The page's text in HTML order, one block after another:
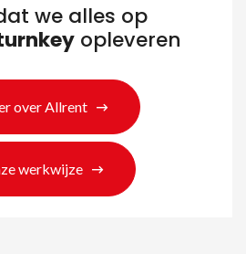
we alles op
opleveren
over Allrent
werkwijze